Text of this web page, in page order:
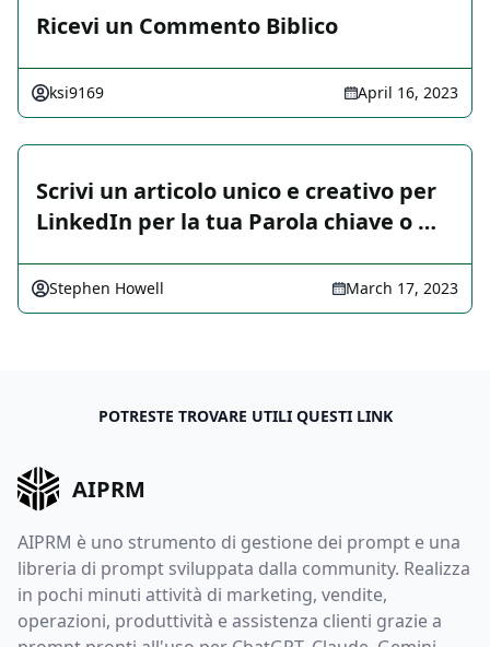
Ricevi un Commento Biblico
ksi9169 April 16, 2023
Scrivi un articolo unico e creativo per
LinkedIn per la tua Parola chiave o …
Stephen Howell March 17, 2023
POTRESTE TROVARE UTILI QUESTI LINK
AIPRM
AIPRM è uno strumento di gestione dei prompt e una
libreria di prompt sviluppata dalla community. Realizza
in pochi minuti attività di marketing, vendite,
operazioni, produttività e assistenza clienti grazie a